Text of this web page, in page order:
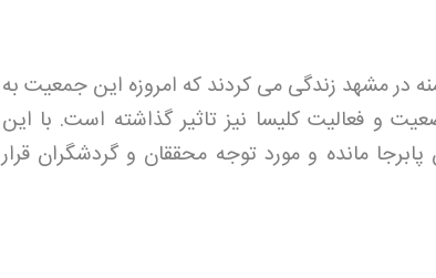
در مشهد زندگی می کردند که امروزه این جمعیت به
و فعالیت کلیسا نیز تاثیر گذاشته است. با این
مانده و مورد توجه محققان و گردشگران قرار